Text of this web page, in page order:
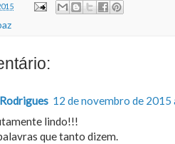
12 de novembro de 2015
lindo!!!
que tanto dizem.